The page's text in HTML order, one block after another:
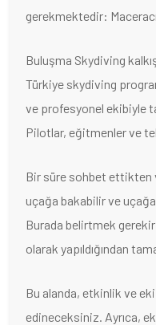
gerekmektedir:
Buluşma Skydiving
Türkiye skydiving
ve profesyonel ekibiyle
Pilotlar, eğitmenler ve
Bir süre sohbet ettikten
uçağa bakabilir ve
Burada belirtmek
olarak yapıldığından
Bu alanda, etkinlik ve
edineceksiniz. Ayrıca,